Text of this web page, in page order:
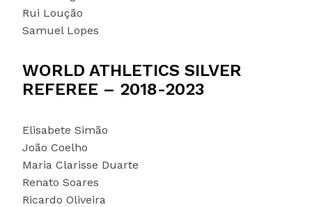
Rui Loução
Samuel Lopes
WORLD ATHLETICS SILVER
REFEREE – 2018-2023
Elisabete Simão
João Coelho
Maria Clarisse Duarte
Renato Soares
Ricardo Oliveira